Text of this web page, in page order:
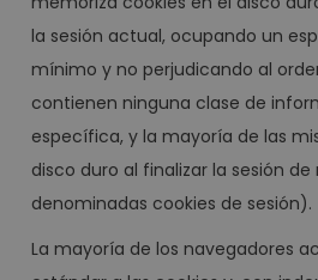
la sesión actual, ocupando un
mínimo y no perjudicando al
contienen ninguna clase de
específica, y la mayoría de las
disco duro al finalizar la sesión
denominadas cookies de sesión).
La mayoría de los navegadores